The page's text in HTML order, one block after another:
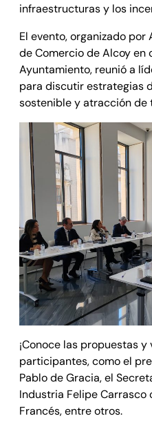
infraestructuras y los
El evento, organizado por
de Comercio de Alcoy en
Ayuntamiento, reunió a
para discutir estrategias
sostenible y atracción de
¡Conoce las propuestas y
participantes, como el
Pablo de Gracia, el
Industria Felipe Carrasco
Francés, entre otros.